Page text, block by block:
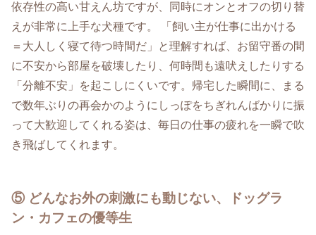
依存性の高い甘えん坊ですが、同時にオンとオフの切り替
えが非常に上手な犬種です。 「飼い主が仕事に出かける
＝大人しく寝て待つ時間だ」と理解すれば、お留守番の間
に不安から部屋を破壊したり、何時間も遠吠えしたりする
「分離不安」を起こしにくいです。帰宅した瞬間に、まる
で数年ぶりの再会かのようにしっぽをちぎれんばかりに振
って大歓迎してくれる姿は、毎日の仕事の疲れを一瞬で吹
き飛ばしてくれます。
⑤ どんなお外の刺激にも動じない、ドッグラ
ン・カフェの優等生